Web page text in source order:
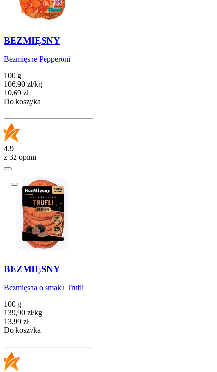
BEZMIĘSNY
Bezmięsne Pepperoni
100 g
106,90 zł/kg
Cena
10,69 zł
Do koszyka
4.9
z 32 opinii
BEZMIĘSNY
Bezmięsna o smaku Trufli
100 g
139,90 zł/kg
Cena
13,99 zł
Do koszyka